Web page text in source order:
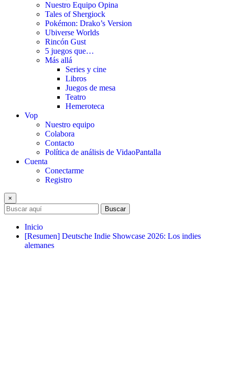
Nuestro Equipo Opina
Tales of Shergiock
Pokémon: Drako’s Version
Ubiverse Worlds
Rincón Gust
5 juegos que…
Más allá
Series y cine
Libros
Juegos de mesa
Teatro
Hemeroteca
Vop
Nuestro equipo
Colabora
Contacto
Política de análisis de VidaoPantalla
Cuenta
Conectarme
Registro
×
Buscar
Inicio
[Resumen] Deutsche Indie Showcase 2026: Los indies
alemanes